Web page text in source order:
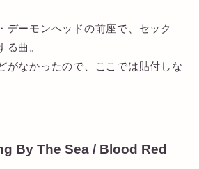
デーモンヘッドの前座で、セック
る曲。
がなかったので、ここでは貼付しな
By The Sea / Blood Red